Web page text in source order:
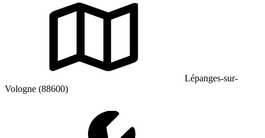
Lépanges-sur-
Vologne (88600)